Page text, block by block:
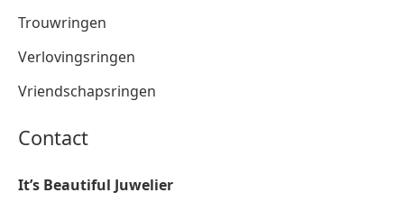
Trouwringen
Verlovingsringen
Vriendschapsringen
Contact
It’s Beautiful Juwelier